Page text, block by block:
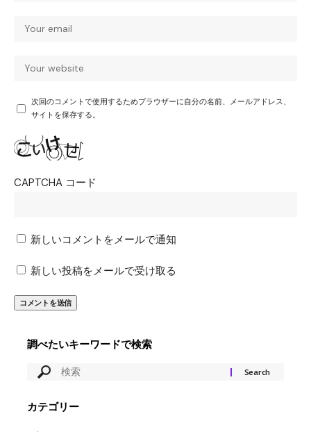
次回のコメントで使用するためブラウザーに自分の名前、メールアドレス、
サイトを保存する。
CAPTCHA コード
新しいコメントをメールで通知
新しい投稿をメールで受け取る
調べたいキーワードで検索
カテゴリー